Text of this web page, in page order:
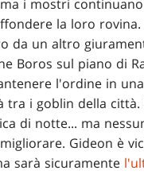
i mostri
la loro
da un altro
Boros sul piano di
l'ordine in
tra i goblin della città.
di notte... ma
Gideon è
sarà sicuramente